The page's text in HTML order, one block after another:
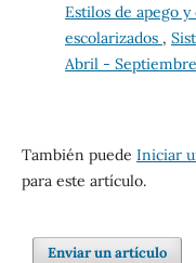
Estilos de apego
escolarizados ,
Abril - Septiembre
También puede Iniciar
para este artículo.
Enviar un artículo